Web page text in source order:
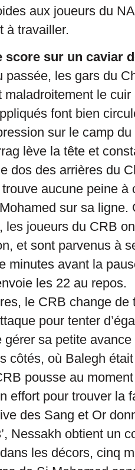
aux joueurs du
à travailler.
score sur un caviar
passée, les gars du
maladroitement le
font bien
sur le camp
lève la tête et
dos des arrières du
aucune peine à
sur sa ligne.
les joueurs du CRB
et sont parvenus à
minutes avant la
les 22 au repos.
le CRB change de
pour tenter
gérer sa petite
côtés, où Balegh
pousse au
effort pour trouver la
des Sang et Or
Nessakh obtient un
les décors, cinq